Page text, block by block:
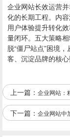
企业网站长效运营
化的长期工程。内
用户体验提升转化
量闭环。五大策略
脱“僵尸站点”困境
客、沉淀品牌的核
上一篇： 企业网站：精准传递操
下一篇： 企业网站中加入客